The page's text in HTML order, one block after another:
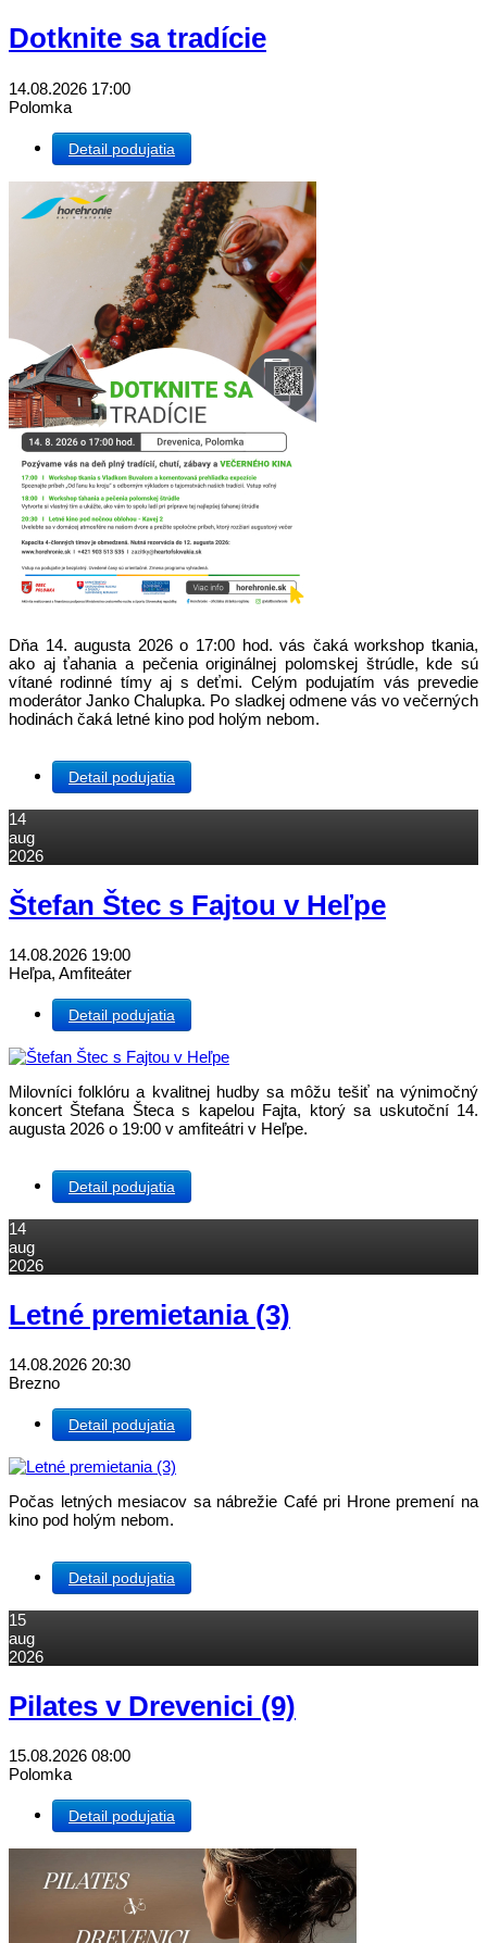
Dotknite sa tradície
14.08.2026 17:00
Polomka
Detail podujatia
Dňa 14. augusta 2026 o 17:00 hod. vás čaká workshop tkania,
ako aj ťahania a pečenia originálnej polomskej štrúdle, kde sú
vítané rodinné tímy aj s deťmi. Celým podujatím vás prevedie
moderátor Janko Chalupka. Po sladkej odmene vás vo večerných
hodinách čaká letné kino pod holým nebom.
Detail podujatia
14
aug
2026
Štefan Štec s Fajtou v Heľpe
14.08.2026 19:00
Heľpa, Amfiteáter
Detail podujatia
Milovníci folklóru a kvalitnej hudby sa môžu tešiť na výnimočný
koncert Štefana Šteca s kapelou Fajta, ktorý sa uskutoční 14.
augusta 2026 o 19:00 v amfiteátri v Heľpe.
Detail podujatia
14
aug
2026
Letné premietania (3)
14.08.2026 20:30
Brezno
Detail podujatia
Počas letných mesiacov sa nábrežie Café pri Hrone premení na
kino pod holým nebom.
Detail podujatia
15
aug
2026
Pilates v Drevenici (9)
15.08.2026 08:00
Polomka
Detail podujatia